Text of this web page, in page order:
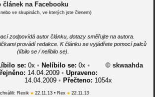
článek na Facebooku
ve skupinách, ve kterých jste členem)
zodpovídá autor článku, dotazy směřujte na autora.
provádí redakce. K článku se vyjádřete pomocí palců
(líbilo se / nelíbilo se).
© skwaahda
se: 0x • Nelíbilo se: 0x •
14.04.2009• Upraveno:
14.04.2009 • Přečteno: 1054x
Rexik 22.11.13 • Rex 22.11.13